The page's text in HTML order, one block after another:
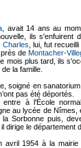
, avait 14 ans au
ils s'enfuirent
Charles , lui, fut
de Montacher-
mois plus tard, ils
la famille.
soigné en sanatorium,
pas été déportés.
à l'École
au lycée de
Sorbonne puis,
dirige le département
1954 à la mairie